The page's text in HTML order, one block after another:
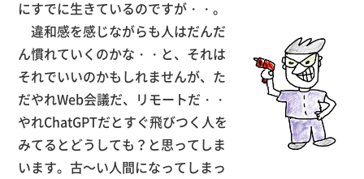
にすでに生きているのですが・・。
違和感を感じながらも人はだんだ
ん慣れていくのかな・・と、それは
それでいいのかもしれませんが、た
だやれWeb会議だ、リモートだ・・
やれChatGPTだとすぐ飛びつく人を
みてるとどうしても？と思ってしま
います。古～い人間になってしまっ